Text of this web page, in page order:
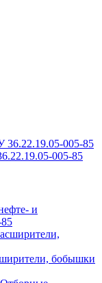
005-85
и
бобышки